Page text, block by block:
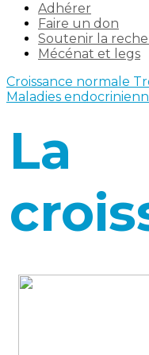
Adhérer
Faire un don
Soutenir la
Mécénat et legs
Croissance normale
Maladies
La